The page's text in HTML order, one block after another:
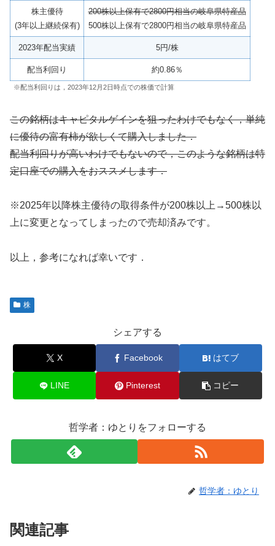
株主優待
(3年以上継続保有)
200株以上保有で2800円相当の岐阜県特産品
500株以上保有で2800円相当の岐阜県特産品
2023年配当実績 5円/株
配当利回り 約0.86％
※配当利回りは，2023年12月2日時点での株価で計算
この銘柄はキャピタルゲインを狙ったわけでもなく，単純
に優待の富有柿が欲しくて購入しました．
配当利回りが高いわけでもないので，このような銘柄は特
定口座での購入をおススメします．
※2025年以降株主優待の取得条件が200株以上→500株以
上に変更となってしまったので売却済みです。
以上，参考になれば幸いです．
株
シェアする
X Facebook はてブ
LINE Pinterest コピー
哲学者：ゆとりをフォローする
哲学者：ゆとり
関連記事